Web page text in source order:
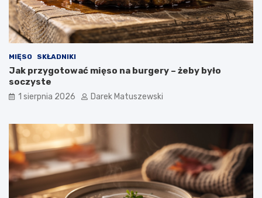
MIĘSO SKŁADNIKI
Jak przygotować mięso na burgery – żeby było
soczyste
1 sierpnia 2026 Darek Matuszewski